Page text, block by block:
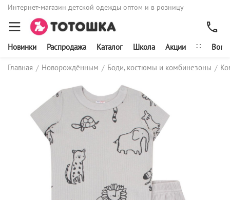
Интернет-магазин детской одежды оптом и в розницу
Новинки Распродажа Каталог Школа Акции ∷
Главная / Новорождённым / Боди, костюмы и комбинезоны /